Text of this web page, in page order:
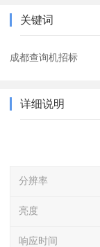
关键词
成都查询机招标
详细说明
分辨率
亮度
响应时间